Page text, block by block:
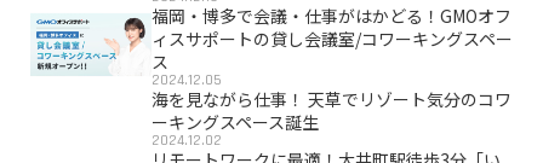
福岡・博多で会議・仕事がはかどる！GMOオフ
ィスサポートの貸し会議室/コワーキングスペー
ス
2024.12.05
海を見ながら仕事！ 天草でリゾート気分のコワ
ーキングスペース誕生
2024.12.02